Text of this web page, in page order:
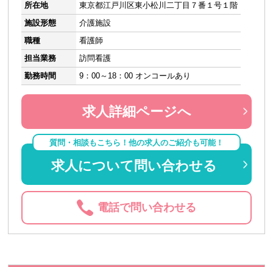
所在地
東京都江戸川区東小松川二丁目７番１号１階
施設形態
介護施設
職種
看護師
担当業務
訪問看護
勤務時間
9：00～18：00 オンコールあり
求人詳細ページへ
質問・相談もこちら！他の求人のご紹介も可能！
求人について問い合わせる
電話で問い合わせる